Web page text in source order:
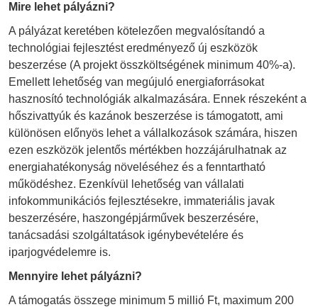
Mire lehet pályázni?
A pályázat keretében kötelezően megvalósítandó a
technológiai fejlesztést eredményező új eszközök
beszerzése (A projekt összköltségének minimum 40%-a).
Emellett lehetőség van megújuló energiaforrásokat
hasznosító technológiák alkalmazására. Ennek részeként a
hőszivattyúk és kazánok beszerzése is támogatott, ami
különösen előnyös lehet a vállalkozások számára, hiszen
ezen eszközök jelentős mértékben hozzájárulhatnak az
energiahatékonyság növeléséhez és a fenntartható
működéshez. Ezenkívül lehetőség van vállalati
infokommunikációs fejlesztésekre, immateriális javak
beszerzésére, haszongépjárművek beszerzésére,
tanácsadási szolgáltatások igénybevételére és
iparjogvédelemre is.
Mennyire lehet pályázni?
A támogatás összege minimum 5 millió Ft, maximum 200